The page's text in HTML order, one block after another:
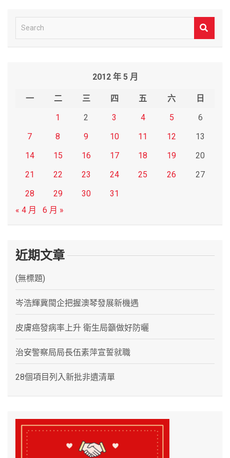
e
2012 年 5 月
一 二 三 四 五 六
日
1
2 3 4 5
6
7
8 9 10 11 12
13
14
15 16 17 18 19
20
21
22 23 24 25 26
27
28
29 30
31
« 4 月
6 月 »
近期文章
(無標題)
岑浩輝冀閩企把握澳琴發展新機遇
皮膚癌發病率上升 衛生局籲做好防曬
治安警察局局長伍素萍宣誓就職
28個項目列入新批非遺清單